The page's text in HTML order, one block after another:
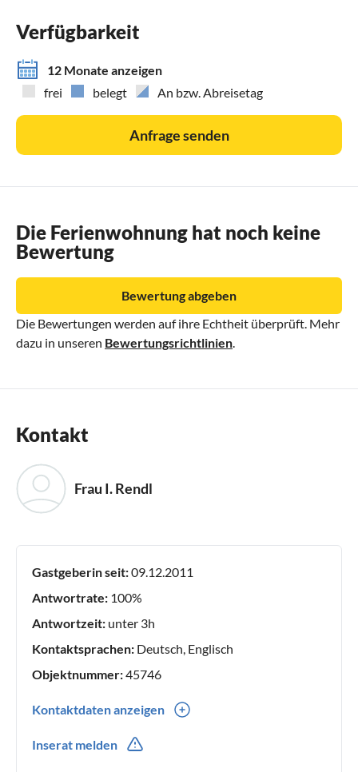
Verfügbarkeit
12 Monate anzeigen
frei
belegt An bzw. Abreisetag
Anfrage senden
Die Ferienwohnung hat noch keine
Bewertung
Die Bewertungen werden auf ihre Echtheit überprüft. Mehr
dazu in unseren Bewertungsrichtlinien
Bewertung abgeben
Kontakt
Frau I. Rendl
Gastgeberin seit:09.12.2011
Antwortrate: 100%
Antwortzeit: unter 3h
Kontaktsprachen: Deutsch, Englisch
Objektnummer:45746
Kontaktdaten anzeigen
Inserat melden